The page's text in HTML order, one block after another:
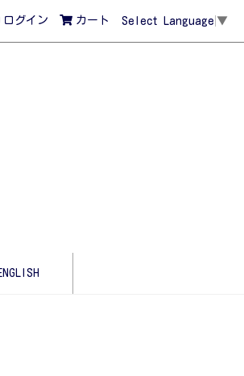
ログイン カート Select Language ▼